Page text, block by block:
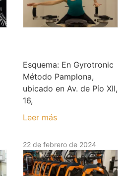
Esquema: En Gyrotronic
Método Pamplona,
ubicado en Av. de Pío XII,
16,
Leer más
22 de febrero de 2024